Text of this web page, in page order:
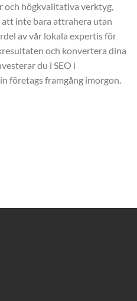
och högkvalitativa verktyg,
inte bara attrahera utan
av vår lokala expertis för
och konvertera dina
du i SEO i
företags framgång imorgon.